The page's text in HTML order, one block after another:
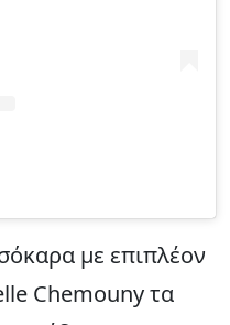
με επιπλέον
Chemouny τα